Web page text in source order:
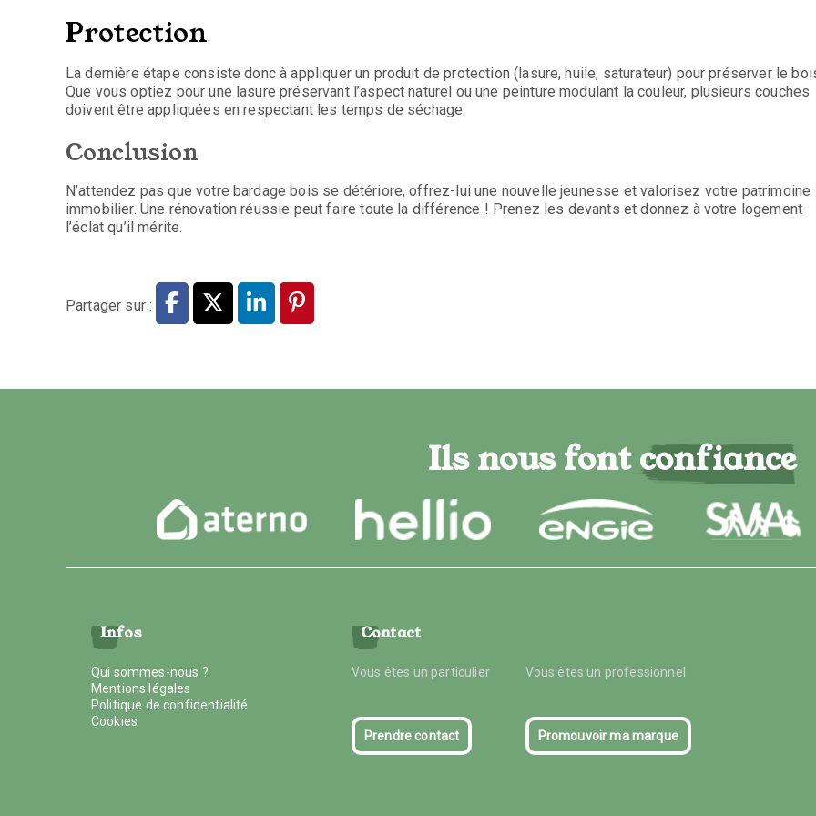
Protection
La dernière étape consiste donc à appliquer un produit de protection (lasure, huile, saturateur) pour préserver le
Que vous optiez pour une lasure préservant l’aspect naturel ou une peinture modulant la couleur, plusieurs couches
doivent être appliquées en respectant les temps de séchage.
Conclusion
N’attendez pas que votre bardage bois se détériore, offrez-lui une nouvelle jeunesse et valorisez votre patrimoine
immobilier. Une rénovation réussie peut faire toute la différence ! Prenez les devants et donnez à votre logement
l’éclat qu’il mérite.
Partager sur :
Ils nous font confiance
Infos
Qui sommes-nous ?
Mentions légales
Politique de confidentialité
Cookies
Contact
Vous êtes un particulier Vous êtes un professionnel
Prendre contact Promouvoir ma marque